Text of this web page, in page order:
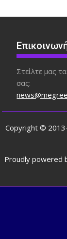
Στείλτε μας
σας:
Copyright ©
Proudly powered